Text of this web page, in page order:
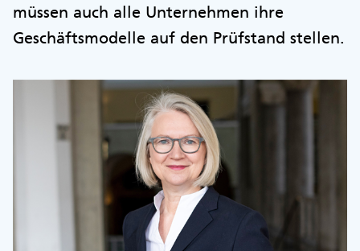
müssen auch alle Unternehmen ihre
Geschäftsmodelle auf den Prüfstand stellen.